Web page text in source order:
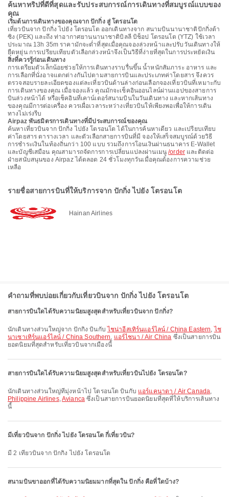
ค้นหาทริปที่ดีที่สุดและรับประสบการณ์การเดินทางที่สมบูรณ์แบบของ
คุณ
เริ่มต้นการเดินทางของคุณจาก ปักกิ่ง สู่ โตรอนโต
เที่ยวบินจาก ปักกิ่ง ไปยัง โตรอนโต ออกเดินทางจาก สนามบินนานาชาติปักกิ่งต้า
ซิง (PEK) และถึง ท่าอากาศยานนานาชาติบิลลี บิช็อป โตรอนโต (YTZ) ใช้เวลา
ประมาณ 13h 35m ราคามักจะต่ำที่สุดเมื่อคุณจองล่วงหน้าและปรับวันเดินทางให้
ยืดหยุ่น การเปรียบเทียบตัวเลือกล่วงหน้าจึงเป็นวิธีที่ง่ายที่สุดในการประหยัดเงิน
สิ่งที่ควรรู้ก่อนเดินทาง
การเตรียมตัวเล็กน้อยช่วยให้การเดินทางราบรื่นขึ้น น้ำหนักสัมภาระ อาหาร และ
การเลือกที่นั่งอาจแตกต่างกันไปตามสายการบินและประเภทค่าโดยสาร จึงควร
ตรวจสอบรายละเอียดของแต่ละเที่ยวบินด้านล่างก่อนเลือกจองเที่ยวบินที่เหมาะกับ
การเดินทางของคุณ เมื่อจองแล้ว คุณมักจะเช็คอินออนไลน์ผ่านแอปของสายการ
บินล่วงหน้าได้ หรือเช็คอินที่เคาน์เตอร์สนามบินในวันเดินทาง และหากเส้นทาง
ของคุณมีการต่อเครื่อง ควรเผื่อเวลาระหว่างเที่ยวบินให้เพียงพอเพื่อให้การเดิน
ทางไม่เร่งรีบ
Airpaz พันธมิตรการเดินทางที่มีประสบการณ์ของคุณ
ค้นหาเที่ยวบินจาก ปักกิ่ง ไปยัง โตรอนโต ได้ในการค้นหาเดียว และเปรียบเทียบ
ค่าโดยสาร ตารางเวลา และตัวเลือกสายการบินที่มี จองให้เสร็จสมบูรณ์ด้วยวิธี
การชำระเงินในท้องถิ่นกว่า 100 แบบ รวมถึงการโอนเงินผ่านธนาคาร E-Wallet
และบัญชีเสมือน คุณสามารถจัดการการเปลี่ยนแปลงผ่านเมนู/order และติดต่อ
ฝ่ายสนับสนุนของ Airpaz ได้ตลอด 24 ชั่วโมงทุกวันเมื่อคุณต้องการความช่วย
เหลือ
รายชื่อสายการบินที่ให้บริการจาก ปักกิ่ง ไปยัง โตรอนโต
Hainan Airlines
คำถามที่พบบ่อยเกี่ยวกับเที่ยวบินจาก ปักกิ่ง ไปยัง โตรอนโต
สายการบินใดได้รับความนิยมสูงสุดสำหรับเที่ยวบินจาก ปักกิ่ง?
นักเดินทางส่วนใหญ่จาก ปักกิ่ง บินกับ ไชน่าอีสเทิร์นแอร์ไลน์ / China Eastern, ไช
นาเซาเทิร์นแอร์ไลน์ / China Southern, แอร์ไชนา / Air China ซึ่งเป็นสายการบิน
ยอดนิยมที่สุดสำหรับเที่ยวบินจากเมืองนี้
สายการบินใดได้รับความนิยมสูงสุดสำหรับเที่ยวบินไปยัง โตรอนโต?
นักเดินทางส่วนใหญ่ที่มุ่งหน้าไป โตรอนโต บินกับ แอร์แคนาดา / Air Canada,
Philippine Airlines,Aviancaซึ่งเป็นสายการบินยอดนิยมที่สุดที่ให้บริการเส้นทาง
นี้
มีเที่ยวบินจาก ปักกิ่ง ไปยัง โตรอนโต กี่เที่ยวบิน?
มี 2 เที่ยวบินจาก ปักกิ่ง ไปยัง โตรอนโต
สนามบินขาออกที่ได้รับความนิยมมากที่สุดใน ปักกิ่ง คือที่ใดบ้าง?